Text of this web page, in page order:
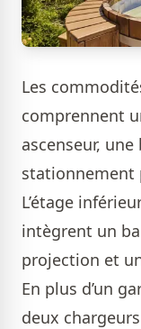
Les
comprennent
ascenseur,
stationnement
L’étage
intègrent un
projection et
En plus d’un
deux